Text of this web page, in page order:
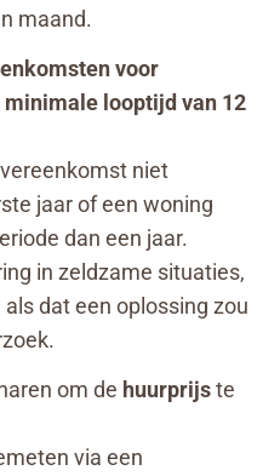
maand.
voor
looptijd van 12
niet
jaar of een woning
dan een jaar.
in zeldzame situaties,
dat een oplossing zou
om de huurprijste
via een